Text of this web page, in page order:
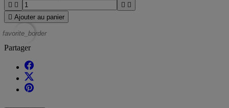
   
 Ajouter au panier
favorite_border
Partager